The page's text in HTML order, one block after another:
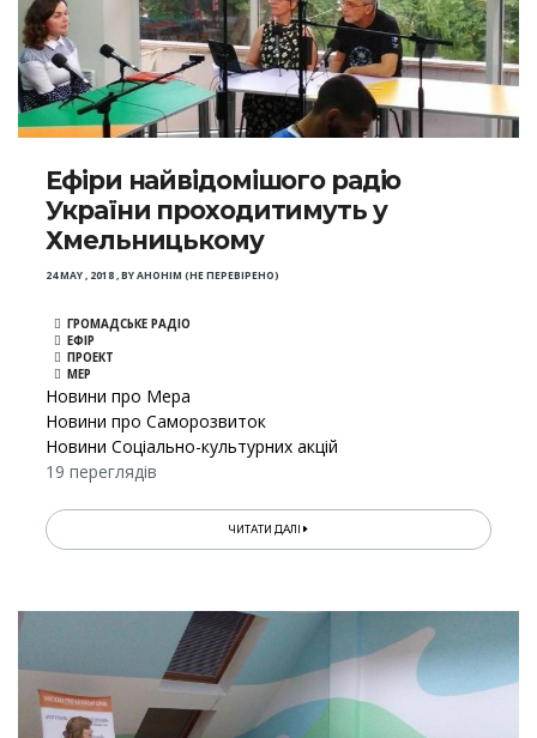
Ефіри найвідомішого радіо
України проходитимуть у
Хмельницькому
24 MAY , 2018,BYАНОНІМ (НЕ ПЕРЕВІРЕНО)
ГРОМАДСЬКЕ РАДІО
ЕФІР
ПРОЕКТ
МЕР
Новини про Мера
Новини про Саморозвиток
Новини Соціально-культурних акцій
19 переглядів
ЧИТАТИ ДАЛІ